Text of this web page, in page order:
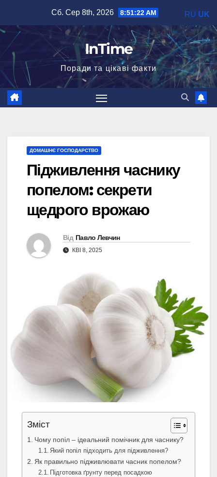
вмісту
Сб. Сер 8th, 2026 8:51:23 AM
InTime
Поради та цікаві факти
ДОМАШНЄ ГОСПОДАРСТВО
Підживлення часнику
попелом: секрети
щедрого врожаю
Від Павло Левчин
КВІ 8, 2025
Зміст
Чому попіл – ідеальний помічник для часнику?
Який попіл підходить для підживлення?
Як правильно підживлювати часник попелом?
Підготовка ґрунту перед посадкою
RU UK